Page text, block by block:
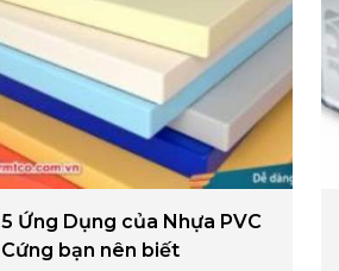
5 Ứng Dụng của Nhựa PVC
Cứng bạn nên biết